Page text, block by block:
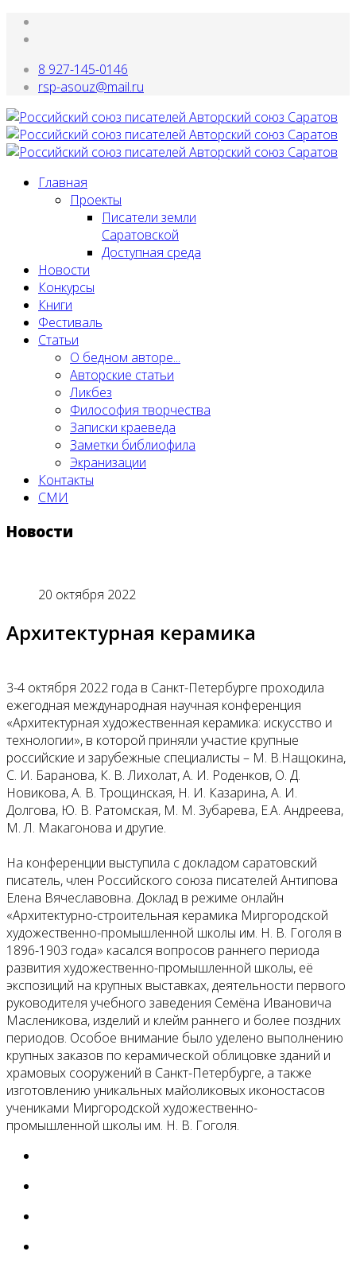
8 927-145-0146
rsp-asouz@mail.ru
Главная
Проекты
Писатели земли
Саратовской
Доступная среда
Новости
Конкурсы
Книги
Фестиваль
Статьи
О бедном авторе...
Авторские статьи
Ликбез
Философия творчества
Записки краеведа
Заметки библиофила
Экранизации
Контакты
СМИ
Новости
20 октября 2022
Архитектурная керамика
3-4 октября 2022 года в Санкт-Петербурге проходила
ежегодная международная научная конференция
«Архитектурная художественная керамика: искусство и
технологии», в которой приняли участие крупные
российские и зарубежные специалисты – М. В.Нащокина,
С. И. Баранова, К. В. Лихолат, А. И. Роденков, О. Д.
Новикова, А. В. Трощинская, Н. И. Казарина, А. И.
Долгова, Ю. В. Ратомская, М. М. Зубарева, Е.А. Андреева,
М. Л. Макагонова и другие.
На конференции выступила с докладом саратовский
писатель, член Российского союза писателей Антипова
Елена Вячеславовна. Доклад в режиме онлайн
«Архитектурно-строительная керамика Миргородской
художественно-промышленной школы им. Н. В. Гоголя в
1896-1903 года» касался вопросов раннего периода
развития художественно-промышленной школы, её
экспозиций на крупных выставках, деятельности первого
руководителя учебного заведения Семёна Ивановича
Масленикова, изделий и клейм раннего и более поздних
периодов. Особое внимание было уделено выполнению
крупных заказов по керамической облицовке зданий и
храмовых сооружений в Санкт-Петербурге, а также
изготовлению уникальных майоликовых иконостасов
учениками Миргородской художественно-
промышленной школы им. Н. В. Гоголя.